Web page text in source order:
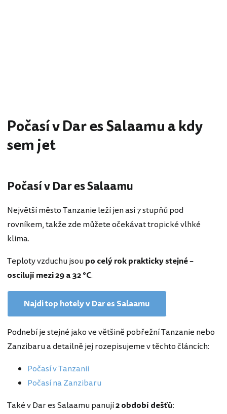
Počasí v Dar es Salaamu a kdy
sem jet
Počasí v Dar es Salaamu
Největší město Tanzanie leží jen asi 7 stupňů pod
rovníkem, takže zde můžete očekávat tropické vlhké
klima.
Teploty vzduchu jsoupo celý rok prakticky stejné –
oscilují mezi 29 a 32 °C.
Najdi top hotely v Dar es Salaamu
Podnebí je stejné jako ve většině pobřežní Tanzanie nebo
Zanzibaru a detailně jej rozepisujeme v těchto článcích:
Počasí v Tanzanii
Počasí na Zanzibaru
Také v Dar es Salaamu panují2 období dešťů: